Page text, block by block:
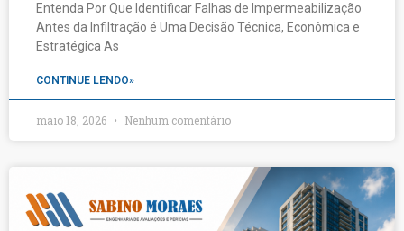
Entenda Por Que Identificar Falhas de Impermeabilização
Antes da Infiltração é Uma Decisão Técnica, Econômica e
Estratégica As
CONTINUE LENDO»
maio 18, 2026 Nenhum comentário